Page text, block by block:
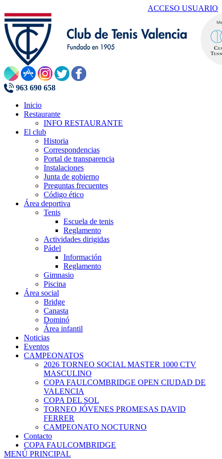
ACCESO USUARIO
963 690 658
Inicio
Restaurante
INFO RESTAURANTE
El club
Historia
Correspondencias
Portal de transparencia
Instalaciones
Junta de gobierno
Preguntas frecuentes
Código ético
Área deportiva
Tenis
Escuela de tenis
Reglamento
Actividades dirigidas
Pádel
Información
Reglamento
Gimnasio
Piscina
Área social
Bridge
Canasta
Dominó
Área infantil
Noticias
Eventos
CAMPEONATOS
2026 TORNEO SOCIAL MASTER 1000 CTV
MASCULINO
COPA FAULCOMBRIDGE OPEN CIUDAD DE
VALENCIA
COPA DEL SOL
TORNEO JÓVENES PROMESAS DAVID
FERRER
CAMPEONATO NOCTURNO
Contacto
COPA FAULCOMBRIDGE
MENÚ PRINCIPAL